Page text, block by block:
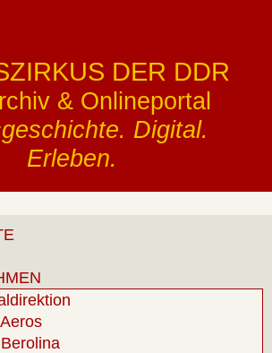
DER DDR
& Onlineportal
Digital.
Erleben.